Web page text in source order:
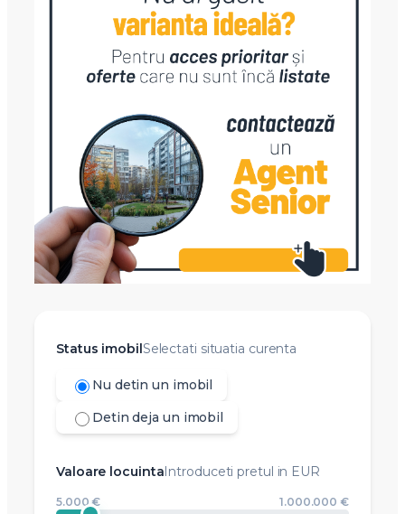
Status imobilSelectati situatia curenta
Nu detin un imobil
Detin deja un imobil
Valoare locuintaIntroduceti pretul in EUR
5.000 € 1.000.000 €